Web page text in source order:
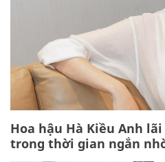
Hoa hậu Hà Kiều Anh
trong thời gian ngắn